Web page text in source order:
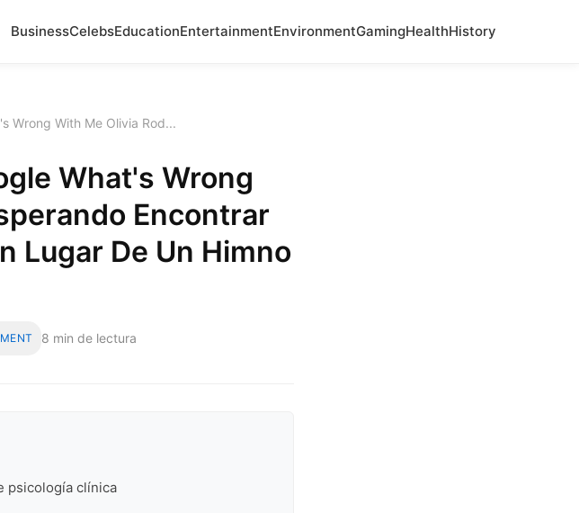
BusinessCelebsEducationEntertainmentEnvironmentGamingHealthHistory
Wrong With Me Olivia Rod...
What's Wrong
Encontrar
Lugar De Un Himno
8 min de lectura
psicología clínica